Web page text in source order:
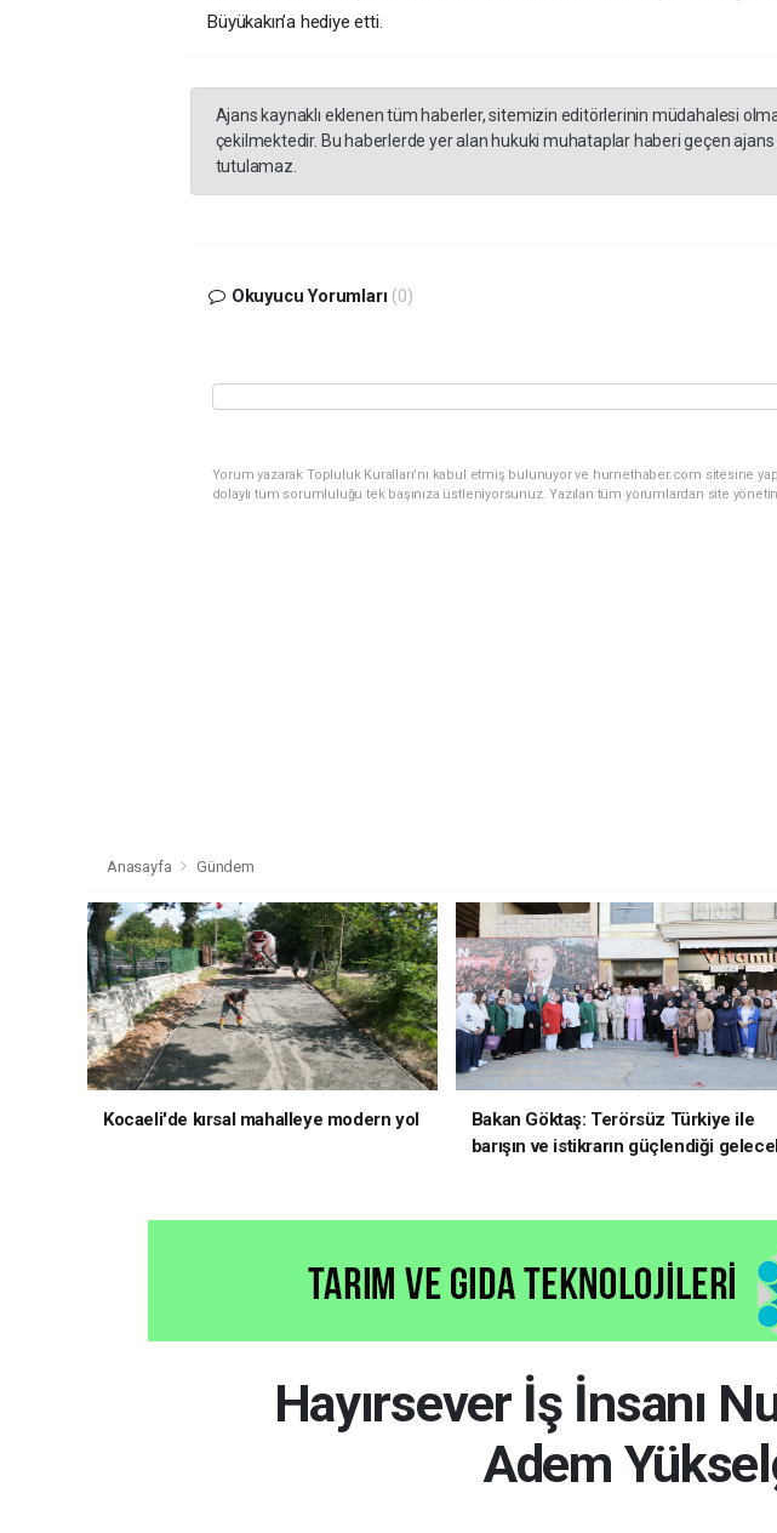
Büyükakın’a hediye etti.
Ajans kaynaklı eklenen tüm haberler, sitemizin editörlerinin müdahalesi
çekilmektedir. Bu haberlerde yer alan hukuki muhataplar haberi geçen
tutulamaz.
Okuyucu Yorumları (0)
Yorum yazarak Topluluk Kuralları’nı kabul etmiş bulunuyor ve hurnethaber.com sitesine
dolaylı tüm sorumluluğu tek başınıza üstleniyorsunuz. Yazılan tüm yorumlardan site
Anasayfa Gündem
Kocaeli'de kırsal mahalleye modern yol
Bakan Göktaş: Terörsüz Türkiye ile
barışın ve istikrarın güçlendiği
Hayırsever İş İnsanı
Adem